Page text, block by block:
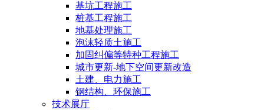
基坑工程施工
桩基工程施工
地基处理施工
泡沫轻质土施工
加固纠偏等特种工程施工
城市更新-地下空间更新改造
土建、电力施工
钢结构、环保施工
技术展厅